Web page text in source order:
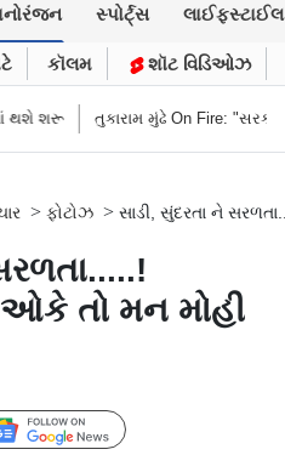
સ્પોર્ટ્સ લાઈફસ્ટાઈલ
કૉલમ શૉટ વિડિઓઝ
તુકારામ મુંઢે On Fire: "સરકારી નિયમો
> ફોટોઝ > સાડી, સુંદરતા ને
તો મન મોહી
Follow Us